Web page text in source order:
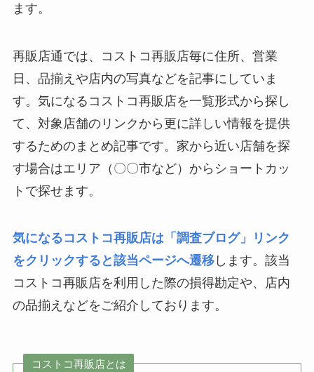
ます。
再販店通では、コストコ再販店毎に住所、営業
日、品揃えや店内の写真などを記事にしていま
す。気になるコストコ再販店を一覧形式から探し
て、対象店舗のリンクから更に詳しい情報を提供
するためのまとめ記事です。家から近い店舗を探
す場合はエリア（〇〇市など）からショートカッ
トで探せます。
気になるコストコ再販店は「調査ブログ」リンク
をクリックすると該当ページへ遷移します。該当
コストコ再販店を利用した際の損得勘定や、店内
の品揃えなどをご紹介しております。
コストコ再販店とは